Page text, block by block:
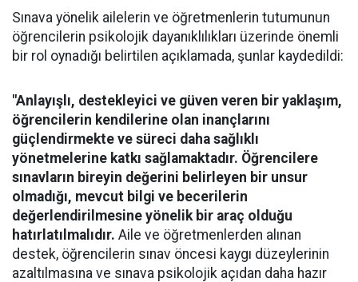
Sınava yönelik ailelerin ve öğretmenlerin tutumunun
öğrencilerin psikolojik dayanıklılıkları üzerinde önemli
bir rol oynadığı belirtilen açıklamada, şunlar kaydedildi:
"Anlayışlı, destekleyici ve güven veren bir yaklaşım,
öğrencilerin kendilerine olan inançlarını
güçlendirmekte ve süreci daha sağlıklı
yönetmelerine katkı sağlamaktadır. Öğrencilere
sınavların bireyin değerini belirleyen bir unsur
olmadığı, mevcut bilgi ve becerilerin
değerlendirilmesine yönelik bir araç olduğu
hatırlatılmalıdır. Aile ve öğretmenlerden alınan
destek, öğrencilerin sınav öncesi kaygı düzeylerinin
azaltılmasına ve sınava psikolojik açıdan daha hazır